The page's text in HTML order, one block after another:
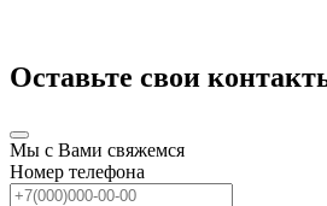
Оставьте свои
Мы с Вами свяжемся
Номер телефона